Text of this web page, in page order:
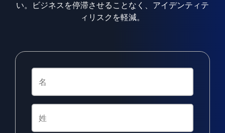
い。ビジネスを停滞させることなく、アイデンティテ
ィリスクを軽減。